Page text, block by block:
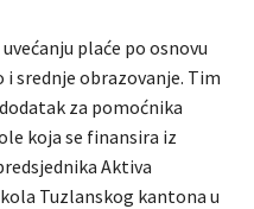
plaće po osnovu
srednje obrazovanje. Tim
za pomoćnika
koja se finansira iz
Aktiva
Tuzlanskog kantona u